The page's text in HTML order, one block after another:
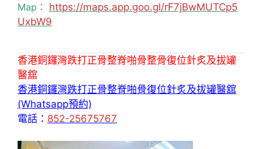
Map： https://maps.app.goo.gl/rF7jBwMUTCp5
UxbW9
香港銅鑼灣跌打正骨整脊啪骨整骨復位針炙及拔罐
醫舘
香港銅鑼灣跌打正骨整脊啪骨復位針炙及拔罐醫舘
(Whatsapp預約)
電話： 852-25675767